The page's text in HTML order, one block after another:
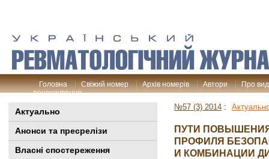
Головна Свіжий номер Архів номерів Автори
Про
рецензування
Актуально
Анонси та пресрелізи
Власні спостереження
№57 (3) 2014 :
ПУТИ
ПРОФИЛЯ
И КОМБИНАЦИИ